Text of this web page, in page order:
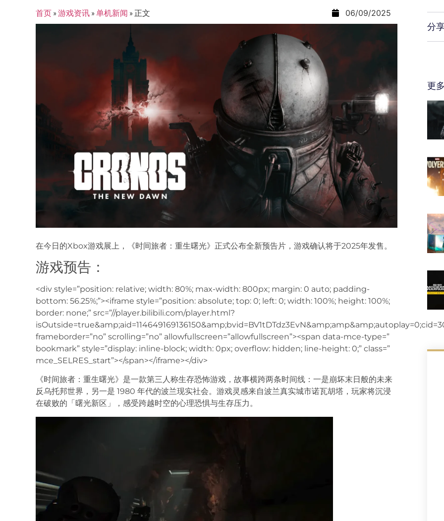
首页 »游戏资讯 »单机新闻 » 正文 06/09/2025
在今日的Xbox游戏展上，《时间旅者：重生曙光》正式公布全新预告片，游戏确认将于2025年发售。
游戏预告：
<div style=”position: relative; width: 80%; max-width: 800px; margin: 0 auto; padding-
bottom: 56.25%;”><iframe style=”position: absolute; top: 0; left: 0; width: 100%; height: 100%;
border: none;” src=”//player.bilibili.com/player.html?
frameborder=”no” scrolling=”no” allowfullscreen=”allowfullscreen”><span data-mce-type=”
bookmark” style=”display: inline-block; width: 0px; overflow: hidden; line-height: 0;” class=”
mce_SELRES_start”></span></iframe></div>
《时间旅者：重生曙光》是一款第三人称生存恐怖游戏，故事横跨两条时间线：一是崩坏末日般的未来
反乌托邦世界，另一是 1980 年代的波兰现实社会。游戏灵感来自波兰真实城市诺瓦胡塔，玩家将沉浸
在破败的「曙光新区」，感受跨越时空的心理恐惧与生存压力。
分
更